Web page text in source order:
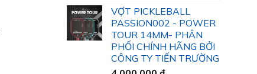
32.000 ₫
đến
40.000 ₫
VỢT PICKLEBALL
PASSION002 - POWER
TOUR 14MM- PHÂN
PHỐI CHÍNH HÃNG BỞI
CÔNG TY TIẾN TRƯỜNG